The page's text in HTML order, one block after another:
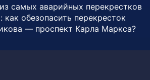
самых аварийных перекрестков
как обезопасить перекресток
— проспект Карла Маркса?